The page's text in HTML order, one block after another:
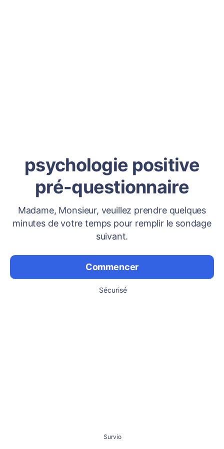
psychologie positive
pré-questionnaire
Madame, Monsieur, veuillez prendre quelques
minutes de votre temps pour remplir le sondage
suivant.
Commencer
Sécurisé
Survio